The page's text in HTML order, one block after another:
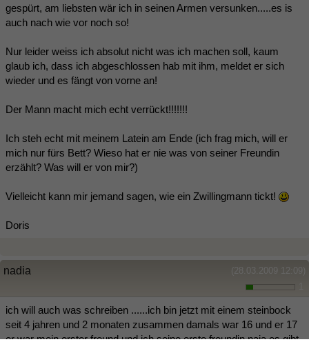
gespürt, am liebsten wär ich in seinen Armen versunken.....es is
auch nach wie vor noch so!
Nur leider weiss ich absolut nicht was ich machen soll, kaum
glaub ich, dass ich abgeschlossen hab mit ihm, meldet er sich
wieder und es fängt von vorne an!
Der Mann macht mich echt verrückt!!!!!!!
Ich steh echt mit meinem Latein am Ende (ich frag mich, will er
mich nur fürs Bett? Wieso hat er nie was von seiner Freundin
erzählt? Was will er von mir?)
Vielleicht kann mir jemand sagen, wie ein Zwillingmann tickt!
Doris
(28.03.2009 12:09)
nadia
ich will auch was schreiben ......ich bin jetzt mit einem steinbock
seit 4 jahren und 2 monaten zusammen damals war 16 und er 17
er war mein erster freund und ich seine erste freundin naja es gibt